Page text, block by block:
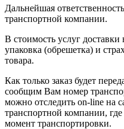
Дальнейшая
транспортной компании.
В стоимость услуг доставки
упаковка (обрешетка) и
товара.
Как только заказ будет
сообщим Вам номер
можно отследить on-line на
транспортной компании,
момент транспортировки.